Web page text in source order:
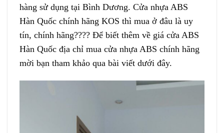
hàng sử dụng tại Bình Dương. Cửa nhựa ABS
Hàn Quốc chính hãng KOS thì mua ở đâu là uy
tín, chính hãng???? Để biết thêm về giá cửa ABS
Hàn Quốc địa chỉ mua cửa nhựa ABS chính hãng
mời bạn tham khảo qua bài viết dưới đây.